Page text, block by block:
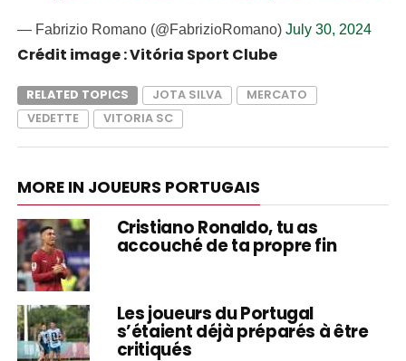
— Fabrizio Romano (@FabrizioRomano) July 30, 2024
Crédit image : Vitória Sport Clube
RELATED TOPICS JOTA SILVA
MERCATO
VEDETTE
VITORIA SC
MORE IN JOUEURS PORTUGAIS
Cristiano Ronaldo, tu as
accouché de ta propre fin
Les joueurs du Portugal
s’étaient déjà préparés à être
critiqués